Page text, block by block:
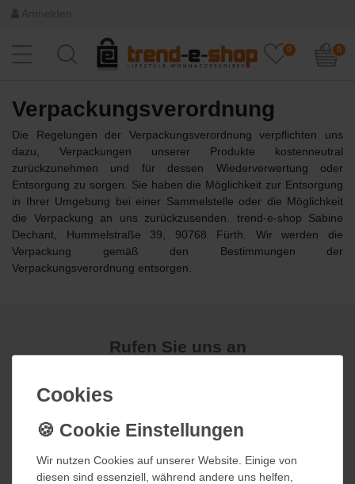
Cookies
Wir nutzen Cookies auf unserer Website. Einige von
diesen sind essenziell, während andere uns helfen,
0 0
Verpackungsverordnung
Die Regelungen der Verpackungsverordnung verpflichten uns
dazu, Verpackungen unserer Produkte kostenneutral
zurückzunehmen und für dessen Wiederverwertung oder
Entsorgung zu sorgen. Sie haben die Möglichkeit zur Entsorgung
in Ihrer Umgebung bei einer Sammelstelle oder die Möglichkeit
die Verpackung an uns zurückzusenden. trend-e-shop Sabine
Dechant, Hummelstraße 39, 90768 Fürth. Wir werden die
Verpackung gemäß den Bestimmungen der
Verpackungsverordnung entsorgen.
Rufen Sie uns an
*telefonieren zum üblichen Ortstarif. Verbindugsgebühren für Anrufe aus dem
Mobilfunknetz können ggf. abweichen.
kontakt@trend-e-shop.de
Newsletter abonnieren
Cookies
Wir nutzen Cookies auf unserer Website. Einige von
diesen sind essenziell, während andere uns helfen,